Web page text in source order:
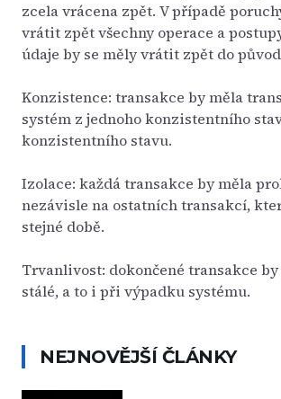
zcela vrácena zpět. V případě
vrátit zpět všechny operace a
údaje by se měly vrátit zpět do
Konzistence: transakce by měla
systém z jednoho konzistentního
konzistentního stavu.
Izolace: každá transakce by měla
nezávisle na ostatních transakcí,
stejné době.
Trvanlivost: dokončené transakce
stálé, a to i při výpadku systému.
NEJNOVĚJŠÍ ČLÁNKY